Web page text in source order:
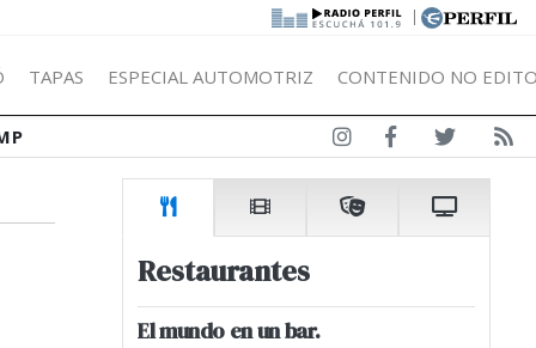
|
TAPAS ESPECIAL AUTOMOTRIZ CONTENIDO NO
Restaurantes
El mundo en un bar.